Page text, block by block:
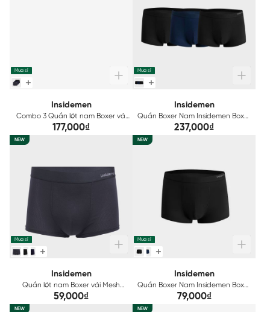
Mua sỉ
Insidemen
Combo 3 Quần lót nam Boxer vải
Mesh thoáng khí tản nhiệt
Insidemen ACTIVE IBX501EDP03
177,000₫
Mua sỉ
Insidemen
Quần Boxer Nam Insidemen Boxer
IBX500EDP03
237,000₫
NEW
Mua sỉ
Insidemen
Quần lót nam Boxer vải Mesh
thoáng khí tản nhiệt Insidemen
ACTIVE IBX501EDP01
59,000₫
NEW
Mua sỉ
Insidemen
Quần Boxer Nam Insidemen Boxer
IBX500EDP01
79,000₫
NEW NEW